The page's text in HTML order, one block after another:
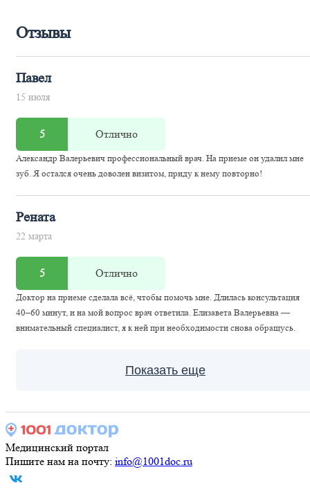
Отзывы
Павел
15 июля
5 Отлично
Александр Валерьевич профессиональный врач. На приеме он удалил мне
зуб. Я остался очень доволен визитом, приду к нему повторно!
Рената
22 марта
5 Отлично
Доктор на приеме сделала всё, чтобы помочь мне. Длилась консультация
40–60 минут, и на мой вопрос врач ответила. Елизавета Валерьевна —
внимательный специалист, я к ней при необходимости снова обращусь.
Показать еще
Медицинский портал
Пишите нам на почту: info@1001doc.ru